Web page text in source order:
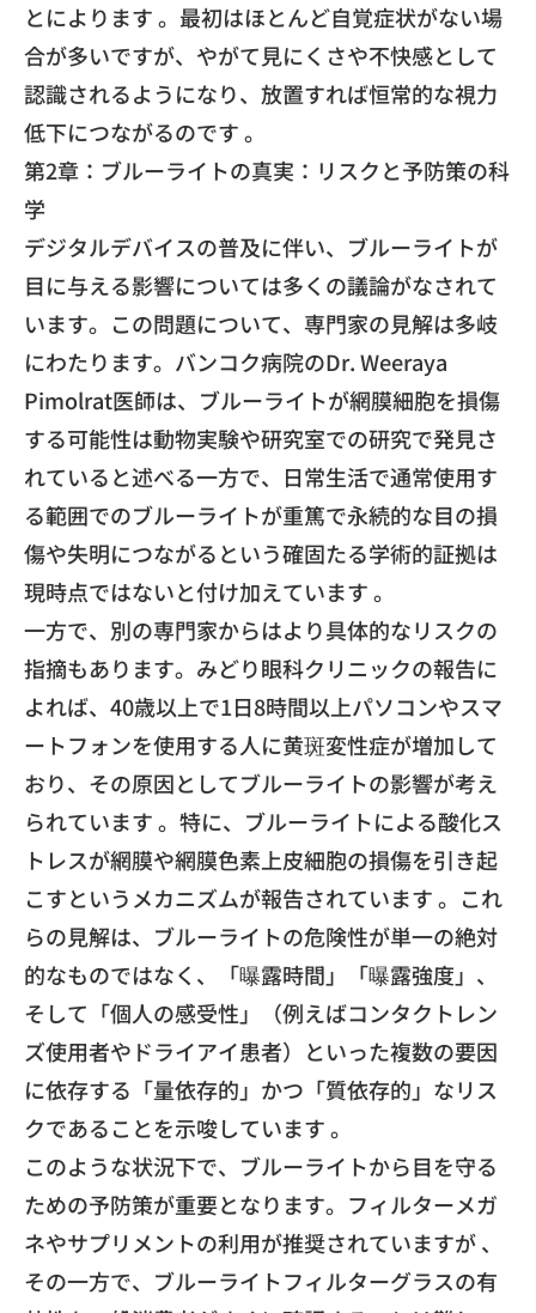
とによります 。最初はほとんど自覚症状がない場
合が多いですが、やがて見にくさや不快感として
認識されるようになり、放置すれば恒常的な視力
低下につながるのです 。
第2章：ブルーライトの真実：リスクと予防策の科
学
デジタルデバイスの普及に伴い、ブルーライトが
目に与える影響については多くの議論がなされて
います。この問題について、専門家の見解は多岐
にわたります。バンコク病院のDr. Weeraya
Pimolrat医師は、ブルーライトが網膜細胞を損傷
する可能性は動物実験や研究室での研究で発見さ
れていると述べる一方で、日常生活で通常使用す
る範囲でのブルーライトが重篤で永続的な目の損
傷や失明につながるという確固たる学術的証拠は
現時点ではないと付け加えています 。
一方で、別の専門家からはより具体的なリスクの
指摘もあります。みどり眼科クリニックの報告に
よれば、40歳以上で1日8時間以上パソコンやスマ
ートフォンを使用する人に黄斑変性症が増加して
おり、その原因としてブルーライトの影響が考え
られています 。特に、ブルーライトによる酸化ス
トレスが網膜や網膜色素上皮細胞の損傷を引き起
こすというメカニズムが報告されています 。これ
らの見解は、ブルーライトの危険性が単一の絶対
的なものではなく、「曝露時間」「曝露強度」、
そして「個人の感受性」（例えばコンタクトレン
ズ使用者やドライアイ患者）といった複数の要因
に依存する「量依存的」かつ「質依存的」なリス
クであることを示唆しています 。
このような状況下で、ブルーライトから目を守る
ための予防策が重要となります。フィルターメガ
ネやサプリメントの利用が推奨されていますが 、
その一方で、ブルーライトフィルターグラスの有